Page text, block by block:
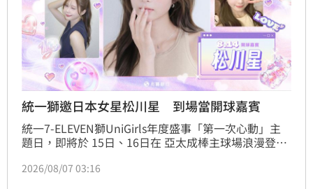
統一獅邀日本女星松川星 到場當開球嘉賓
統一7-ELEVEN獅UniGirls年度盛事「第一次心動」主
題日，即將於 15日、16日在 亞太成棒主球場浪漫登
表成軍第五首全新單曲〈第一次心動〉，也特別邀請到
2026/08/07 03:16